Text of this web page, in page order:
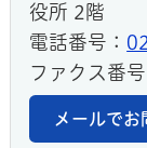
役所 2階
電話番号：
ファクス番
メールでお